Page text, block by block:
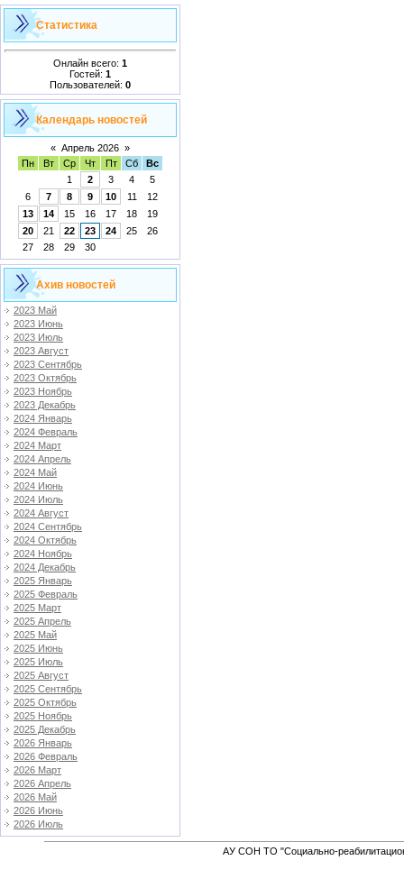
Статистика
Онлайн всего: 1
Гостей: 1
Пользователей: 0
Календарь новостей
« Апрель 2026 »
Пн
Вт Ср Чт Пт Сб
Вс
1
2 3 4
5
6
7 8 9 10 11
12
13
14 15 16 17 18
19
20
21 22 23 24 25
26
27
28 29 30
Ахив новостей
2023 Май
2023 Июнь
2023 Июль
2023 Август
2023 Сентябрь
2023 Октябрь
2023 Ноябрь
2023 Декабрь
2024 Январь
2024 Февраль
2024 Март
2024 Апрель
2024 Май
2024 Июнь
2024 Июль
2024 Август
2024 Сентябрь
2024 Октябрь
2024 Ноябрь
2024 Декабрь
2025 Январь
2025 Февраль
2025 Март
2025 Апрель
2025 Май
2025 Июнь
2025 Июль
2025 Август
2025 Сентябрь
2025 Октябрь
2025 Ноябрь
2025 Декабрь
2026 Январь
2026 Февраль
2026 Март
2026 Апрель
2026 Май
2026 Июнь
2026 Июль
АУ СОН ТО "Социально-